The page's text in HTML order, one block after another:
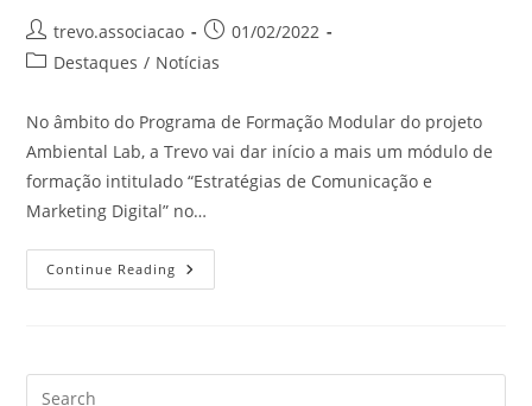
trevo.associacao
01/02/2022
Destaques / Notícias
No âmbito do Programa de Formação Modular do projeto
Ambiental Lab, a Trevo vai dar início a mais um módulo de
formação intitulado “Estratégias de Comunicação e
Marketing Digital” no…
Continue Reading